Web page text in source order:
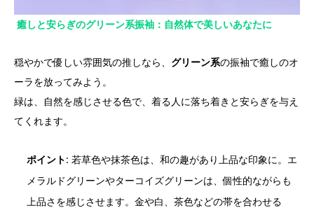
癒しと安らぎのグリーン系振袖：自然体で美しいあなたに
穏やかで優しい雰囲気の推しなら、 グリーン系の振袖で癒しのオ
ーラを放ってみよう。
緑は、自然を感じさせる色で、着る人に落ち着きと安らぎを与え
てくれます。
ポイント: 若草色や抹茶色は、和の趣があり上品な印象に。エ
メラルドグリーンやターコイズグリーンは、個性的ながらも
上品さを感じさせます。金や白、茶色などの帯を合わせる